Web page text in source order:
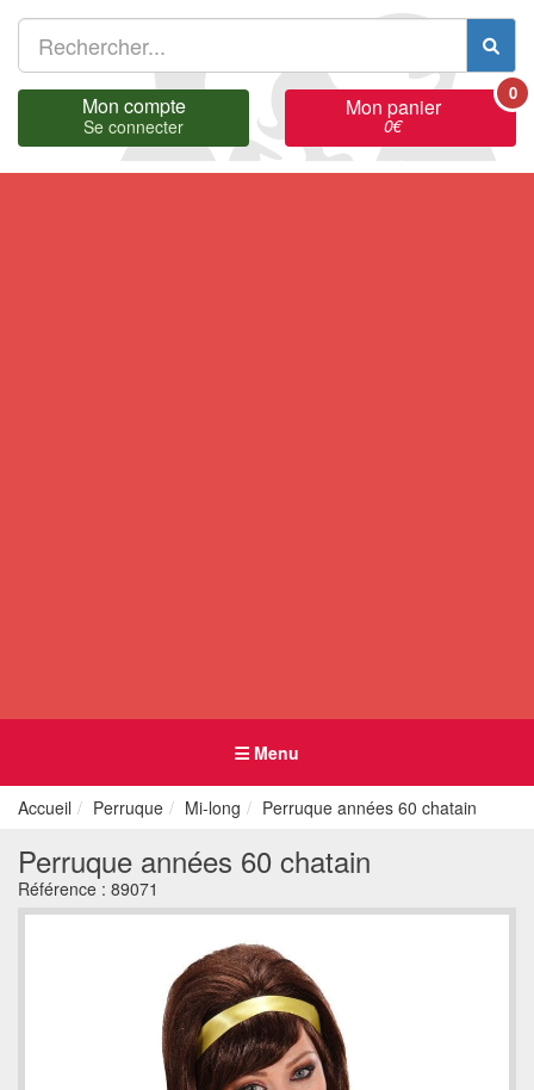
Mon compte
Se connecter
Mon panier
0€
0
Menu
Accueil Perruque Mi-long Perruque années 60 chatain
Perruque années 60 chatain
Référence : 89071